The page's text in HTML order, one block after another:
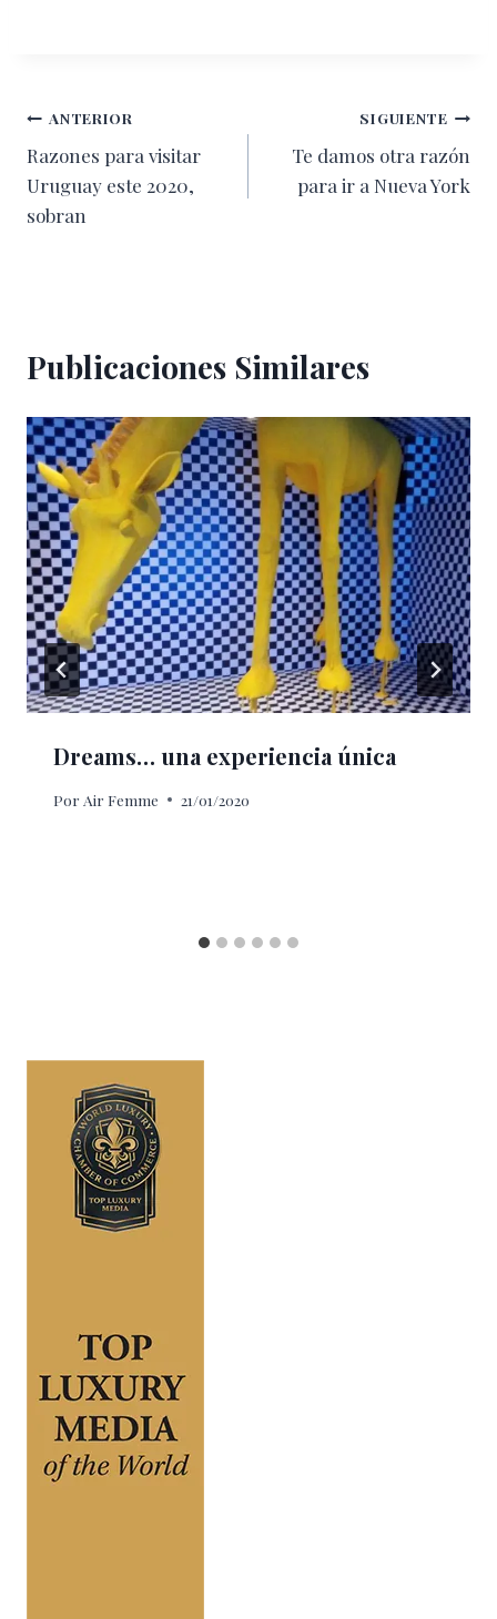
Navegación
de
entradas
ANTERIOR
Razones para visitar
Uruguay este 2020,
sobran
SIGUIENTE
Te damos otra razón
para ir a Nueva York
Publicaciones Similares
Dreams… una experiencia única
Por Air Femme 21/01/2020